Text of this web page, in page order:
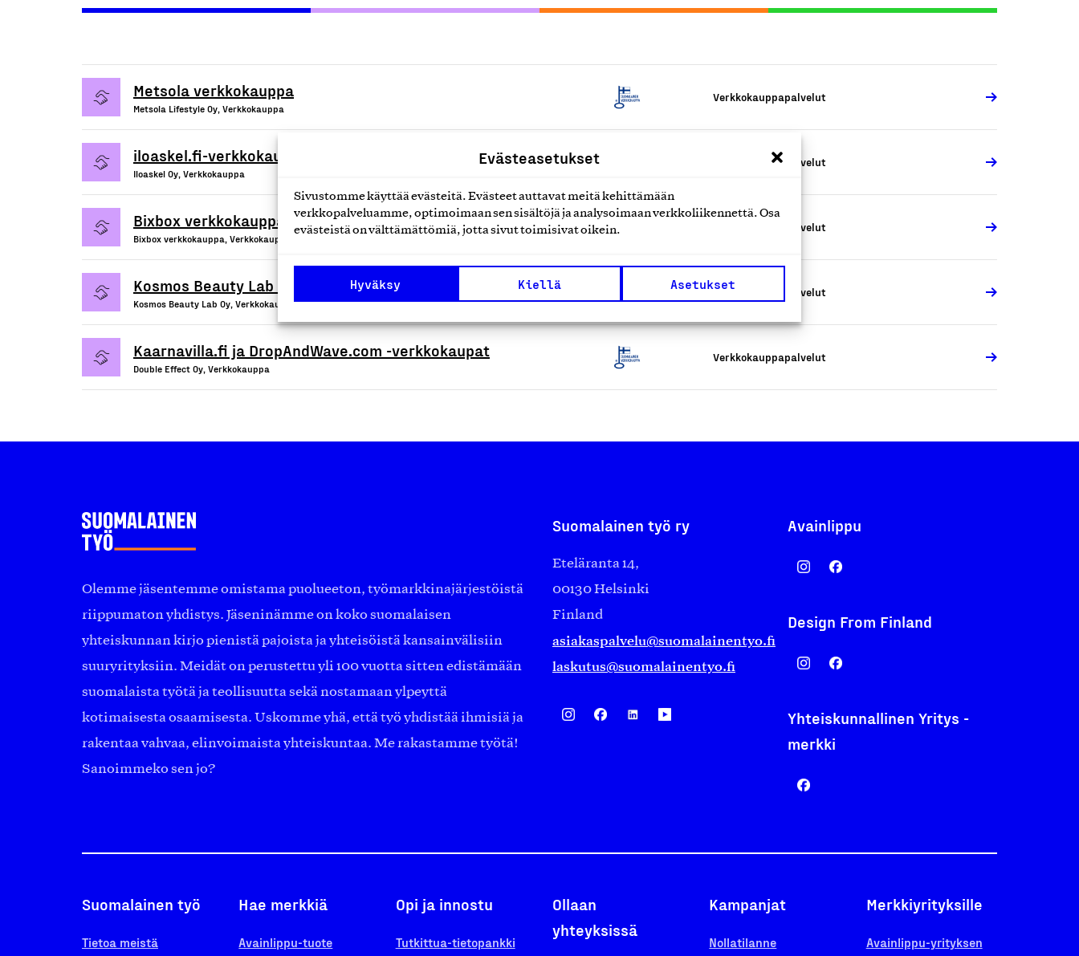
Evästeasetukset
Sivustomme käyttää evästeitä. Evästeet auttavat meitä kehittämään
verkkopalveluamme, optimoimaan sen sisältöjä ja analysoimaan verkkoliikennettä. Osa
evästeistä on välttämättömiä, jotta sivut toimisivat oikein.
Hyväksy Kiellä Asetukset
Metsola verkkokauppa
Metsola Lifestyle Oy, Verkkokauppa
Verkkokauppapalvelut
iloaskel.fi-verkkokauppapalvelu
Iloaskel Oy, Verkkokauppa
Verkkokauppapalvelut
Bixbox verkkokauppa
Bixbox verkkokauppa, Verkkokauppa
Verkkokauppapalvelut
Kosmos Beauty Lab Oy
Kosmos Beauty Lab Oy, Verkkokauppa
Verkkokauppapalvelut
Kaarnavilla.fi ja DropAndWave.com -verkkokaupat
Double Effect Oy, Verkkokauppa
Verkkokauppapalvelut
Olemme jäsentemme omistama puolueeton, työmarkkinajärjestöistä
riippumaton yhdistys. Jäseninämme on koko suomalaisen
yhteiskunnan kirjo pienistä pajoista ja yhteisöistä kansainvälisiin
suuryrityksiin. Meidät on perustettu yli 100 vuotta sitten edistämään
suomalaista työtä ja teollisuutta sekä nostamaan ylpeyttä
kotimaisesta osaamisesta. Uskomme yhä, että työ yhdistää ihmisiä ja
rakentaa vahvaa, elinvoimaista yhteiskuntaa. Me rakastamme työtä!
Sanoimmeko sen jo?
Suomalainen työ ry
Eteläranta 14,
00130 Helsinki
Finland
asiakaspalvelu@suomalainentyo.fi
laskutus@suomalainentyo.fi
Avainlippu
Design From Finland
Yhteiskunnallinen Yritys -
merkki
Suomalainen työ
Tietoa meistä
Hae merkkiä
Avainlippu-tuote
Opi ja innostu
Tutkittua-tietopankki
Ollaan
yhteyksissä
Kampanjat
Nollatilanne
Merkkiyrityksille
Avainlippu-yrityksen